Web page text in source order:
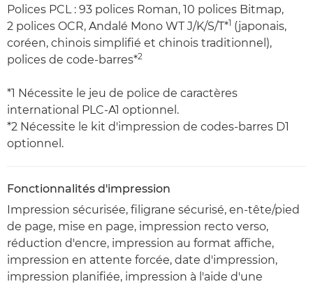
Polices PCL : 93 polices Roman, 10 polices Bitmap,
2 polices OCR, Andalé Mono WT J/K/S/T*1 (japonais,
coréen, chinois simplifié et chinois traditionnel),
polices de code-barres*2
*1 Nécessite le jeu de police de caractères
international PLC-A1 optionnel.
*2 Nécessite le kit d'impression de codes-barres D1
optionnel.
Fonctionnalités d'impression
Impression sécurisée, filigrane sécurisé, en-tête/pied
de page, mise en page, impression recto verso,
réduction d'encre, impression au format affiche,
impression en attente forcée, date d'impression,
impression planifiée, impression à l'aide d'une